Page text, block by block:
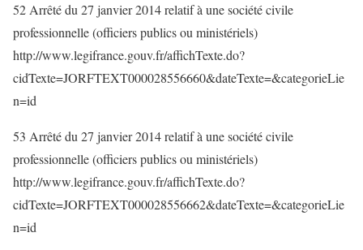
52 Arrêté du 27 janvier 2014 relatif à une société civile
professionnelle (officiers publics ou ministériels)
http://www.legifrance.gouv.fr/affichTexte.do?
cidTexte=JORFTEXT000028556660&dateTexte=&categorieLie
n=id
53 Arrêté du 27 janvier 2014 relatif à une société civile
professionnelle (officiers publics ou ministériels)
http://www.legifrance.gouv.fr/affichTexte.do?
cidTexte=JORFTEXT000028556662&dateTexte=&categorieLie
n=id